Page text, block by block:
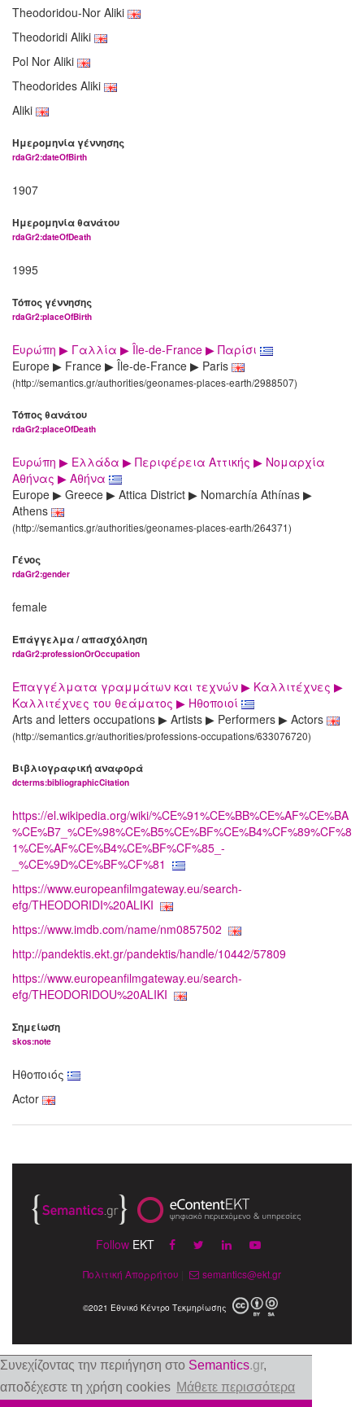
Συνεχίζοντας την περιήγηση στο Semantics.gr,
αποδέχεστε τη χρήση cookies Μάθετε περισσότερα
Theodoridou-Nor Aliki
Theodoridi Aliki
Pol Nor Aliki
Theodorides Aliki
Aliki
Ημερομηνία γέννησης
rdaGr2:dateOfBirth
1907
Ημερομηνία θανάτου
rdaGr2:dateOfDeath
1995
Τόπος γέννησης
rdaGr2:placeOfBirth
Ευρώπη ▶ Γαλλία ▶ Île-de-France ▶ Παρίσι
Europe ▶ France ▶ Île-de-France ▶ Paris
(http://semantics.gr/authorities/geonames-places-earth/2988507)
Τόπος θανάτου
rdaGr2:placeOfDeath
Ευρώπη ▶ Ελλάδα ▶ Περιφέρεια Αττικής ▶ Νομαρχία
Αθήνας ▶ Αθήνα
Europe ▶ Greece ▶ Attica District ▶ Nomarchía Athínas ▶
Athens
(http://semantics.gr/authorities/geonames-places-earth/264371)
Γένος
rdaGr2:gender
female
Επάγγελμα / απασχόληση
rdaGr2:professionOrOccupation
Επαγγέλματα γραμμάτων και τεχνών ▶ Καλλιτέχνες ▶
Καλλιτέχνες του θεάματος ▶ Ηθοποιοί
Arts and letters occupations ▶ Artists ▶ Performers ▶ Actors
(http://semantics.gr/authorities/professions-occupations/633076720)
Βιβλιογραφική αναφορά
dcterms:bibliographicCitation
https://el.wikipedia.org/wiki/%CE%91%CE%BB%CE%AF%CE%BA
%CE%B7_%CE%98%CE%B5%CE%BF%CE%B4%CF%89%CF%8
1%CE%AF%CE%B4%CE%BF%CF%85_-
_%CE%9D%CE%BF%CF%81
https://www.europeanfilmgateway.eu/search-
efg/THEODORIDI%20ALIKI
https://www.imdb.com/name/nm0857502
http://pandektis.ekt.gr/pandektis/handle/10442/57809
https://www.europeanfilmgateway.eu/search-
efg/THEODORIDOU%20ALIKI
Σημείωση
skos:note
Ηθοποιός
Actor
Follow EKT
Πολιτική Απορρήτου semantics@ekt.gr
©2021 Εθνικό Κέντρο Τεκμηρίωσης